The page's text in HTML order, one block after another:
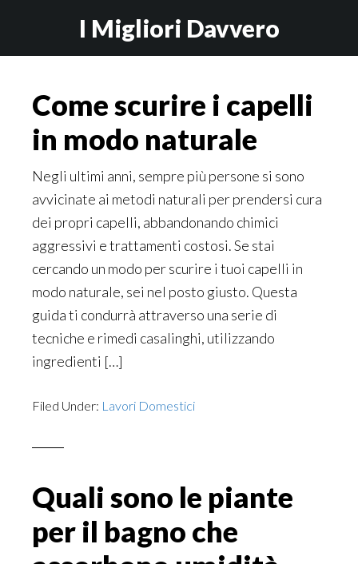
main
primary
I Migliori Davvero
Come scurire i capelli
in modo naturale
Negli ultimi anni, sempre più persone si sono
avvicinate ai metodi naturali per prendersi cura
dei propri capelli, abbandonando chimici
aggressivi e trattamenti costosi. Se stai
cercando un modo per scurire i tuoi capelli in
modo naturale, sei nel posto giusto. Questa
guida ti condurrà attraverso una serie di
tecniche e rimedi casalinghi, utilizzando
ingredienti […]
Filed Under: Lavori Domestici
Quali sono le piante
per il bagno che